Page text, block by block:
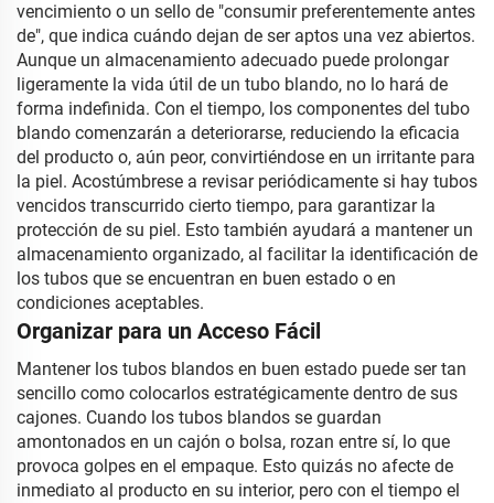
vencimiento o un sello de "consumir preferentemente antes
de", que indica cuándo dejan de ser aptos una vez abiertos.
Aunque un almacenamiento adecuado puede prolongar
ligeramente la vida útil de un tubo blando, no lo hará de
forma indefinida. Con el tiempo, los componentes del tubo
blando comenzarán a deteriorarse, reduciendo la eficacia
del producto o, aún peor, convirtiéndose en un irritante para
la piel. Acostúmbrese a revisar periódicamente si hay tubos
vencidos transcurrido cierto tiempo, para garantizar la
protección de su piel. Esto también ayudará a mantener un
almacenamiento organizado, al facilitar la identificación de
los tubos que se encuentran en buen estado o en
condiciones aceptables.
Organizar para un Acceso Fácil
Mantener los tubos blandos en buen estado puede ser tan
sencillo como colocarlos estratégicamente dentro de sus
cajones. Cuando los tubos blandos se guardan
amontonados en un cajón o bolsa, rozan entre sí, lo que
provoca golpes en el empaque. Esto quizás no afecte de
inmediato al producto en su interior, pero con el tiempo el